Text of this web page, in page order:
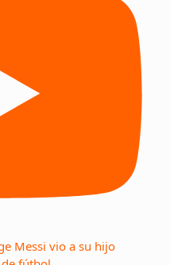
Messi vio a su hijo